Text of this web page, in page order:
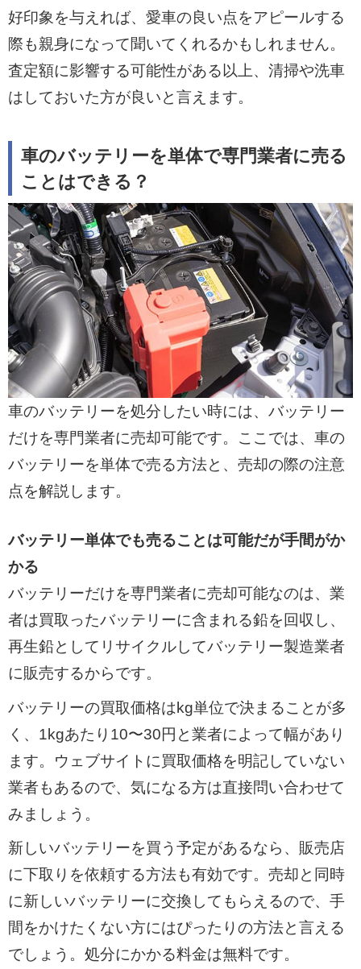
好印象を与えれば、愛車の良い点をアピールする
際も親身になって聞いてくれるかもしれません。
査定額に影響する可能性がある以上、清掃や洗車
はしておいた方が良いと言えます。
車のバッテリーを単体で専門業者に売る
ことはできる？
車のバッテリーを処分したい時には、バッテリー
だけを専門業者に売却可能です。ここでは、車の
バッテリーを単体で売る方法と、売却の際の注意
点を解説します。
バッテリー単体でも売ることは可能だが手間がか
かる
バッテリーだけを専門業者に売却可能なのは、業
者は買取ったバッテリーに含まれる鉛を回収し、
再生鉛としてリサイクルしてバッテリー製造業者
に販売するからです。
バッテリーの買取価格はkg単位で決まることが多
く、1kgあたり10〜30円と業者によって幅があり
ます。ウェブサイトに買取価格を明記していない
業者もあるので、気になる方は直接問い合わせて
みましょう。
新しいバッテリーを買う予定があるなら、販売店
に下取りを依頼する方法も有効です。売却と同時
に新しいバッテリーに交換してもらえるので、手
間をかけたくない方にはぴったりの方法と言える
でしょう。処分にかかる料金は無料です。